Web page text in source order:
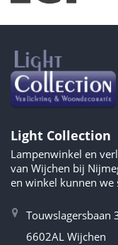
Light Collection
Lampenwinkel en
van Wijchen bij
en winkel kunnen we
Touwslagersbaan
6602AL Wijchen